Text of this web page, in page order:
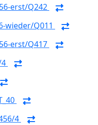
erst/Q242
wieder/Q011
erst/Q417
4